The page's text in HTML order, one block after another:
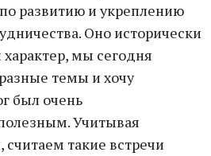
развитию и укреплению
Оно исторически
мы сегодня
темы и хочу
был очень
Учитывая
такие встречи